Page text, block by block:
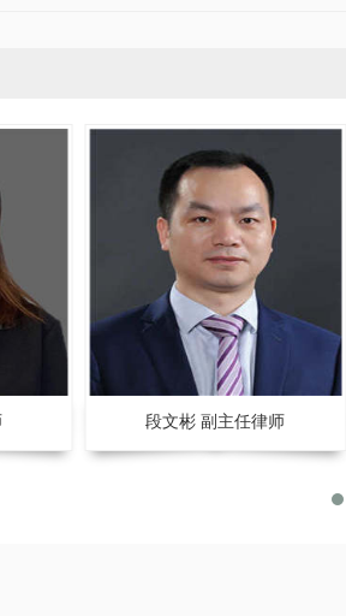
段文彬 副主任律师
张智勇律师荣获重庆市十佳律师
重